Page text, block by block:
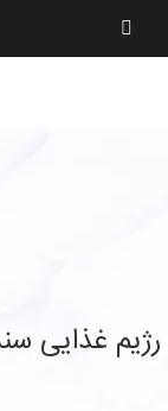
رژیم غذایی